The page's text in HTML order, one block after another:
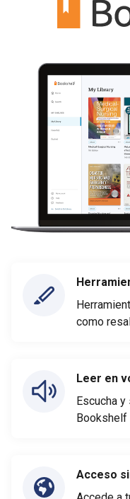
como
Leer en
Escucha
Bookshelf
Acceso